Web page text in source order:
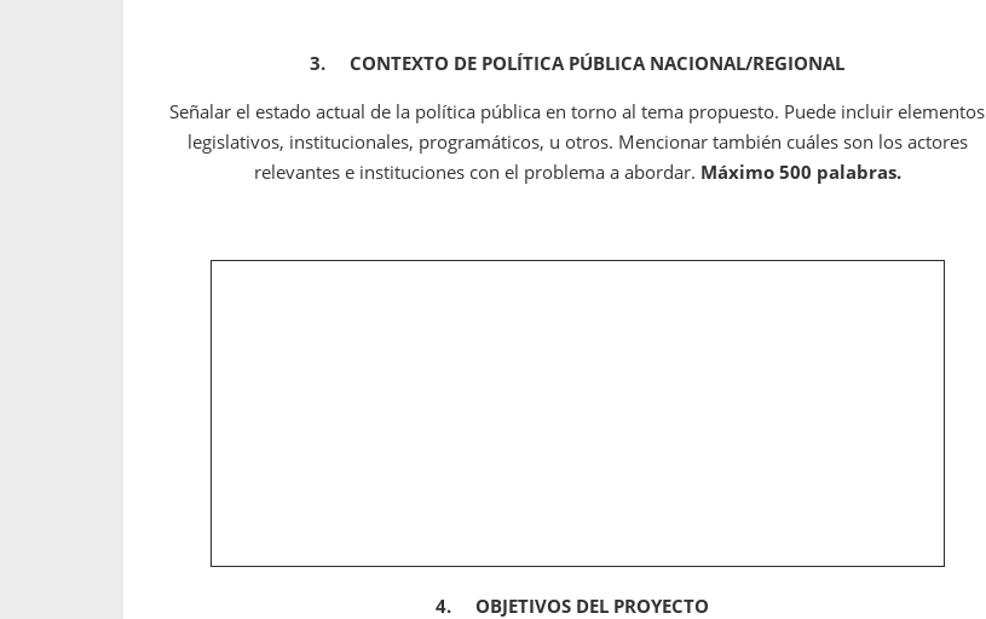
3. CONTEXTO DE POLÍTICA PÚBLICA NACIONAL/REGIONAL
Señalar el estado actual de la política pública en torno al tema propuesto. Puede incluir elementos
legislativos, institucionales, programáticos, u otros. Mencionar también cuáles son los actores
relevantes e instituciones con el problema a abordar. Máximo 500 palabras.
4. OBJETIVOS DEL PROYECTO